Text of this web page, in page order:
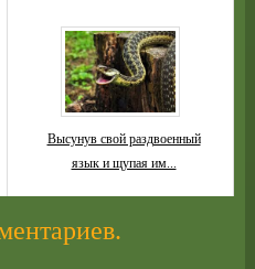
Высунув свой раздвоенный
язык и щупая им...